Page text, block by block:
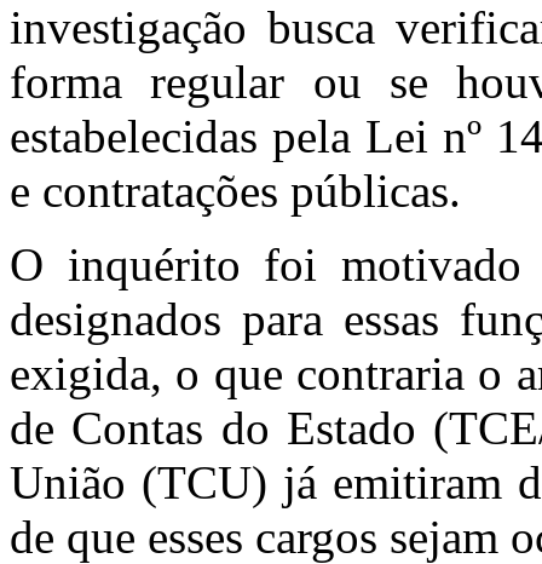
investigação busca
forma regular ou se
estabelecidas pela Lei nº
e contratações públicas.
O inquérito foi motivado
designados para essas
exigida, o que contraria o
de Contas do Estado
União (TCU) já emitiram
de que esses cargos sejam